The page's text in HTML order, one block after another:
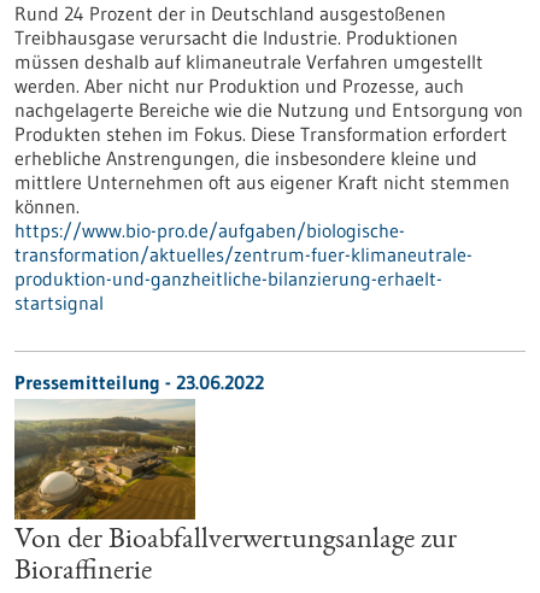
Rund 24 Prozent der in Deutschland ausgestoßenen
Treibhausgase verursacht die Industrie. Produktionen
müssen deshalb auf klimaneutrale Verfahren umgestellt
werden. Aber nicht nur Produktion und Prozesse, auch
nachgelagerte Bereiche wie die Nutzung und Entsorgung von
Produkten stehen im Fokus. Diese Transformation erfordert
erhebliche Anstrengungen, die insbesondere kleine und
mittlere Unternehmen oft aus eigener Kraft nicht stemmen
können.
https://www.bio-pro.de/aufgaben/biologische-
transformation/aktuelles/zentrum-fuer-klimaneutrale-
produktion-und-ganzheitliche-bilanzierung-erhaelt-
startsignal
Pressemitteilung - 23.06.2022
Von der Bioabfallverwertungsanlage zur
Bioraffinerie